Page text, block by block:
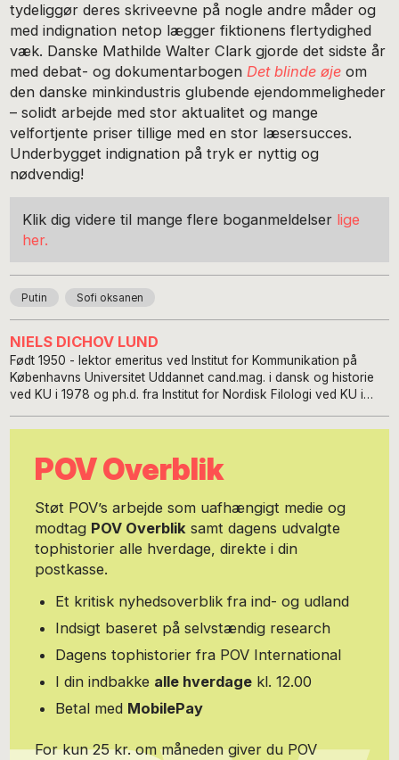
tydeliggør deres skriveevne på nogle andre måder og
med indignation netop lægger fiktionens flertydighed
væk. Danske Mathilde Walter Clark gjorde det sidste år
med debat- og dokumentarbogenDet blinde øje om
den danske minkindustris glubende ejendommeligheder
– solidt arbejde med stor aktualitet og mange
velfortjente priser tillige med en stor læsersucces.
Underbygget indignation på tryk er nyttig og
nødvendig!
Klik dig videre til mange flere boganmeldelser lige
her.
Putin Sofi oksanen
NIELS DICHOV LUND
Født 1950 - lektor emeritus ved Institut for Kommunikation på
Københavns Universitet Uddannet cand.mag. i dansk og historie
ved KU i 1978 og ph.d. fra Institut for Nordisk Filologi ved KU i
fra 2013-2019 ved Københavns Universitet i litteratur- og
litteraturformidling og folkeoplysning, barndomsskildringer i
litteraturen og digital formidling af kulturarv. Dertil redaktion af tss-
litteratursociologi, kulturarv, kulturpolitik, biblioteksforhold etc. i
mange tidsskrifter, foruden overbliksanmeldelser af skønlitteratur.
P.t. fagansvarlig for nogle litteraturfaglige felter ved Den Store
Danske.
POV Overblik
Støt POV’s arbejde som uafhængigt medie og
modtag POV Overblik samt dagens udvalgte
tophistorier alle hverdage, direkte i din
postkasse.
Et kritisk nyhedsoverblik fra ind- og udland
Indsigt baseret på selvstændig research
Dagens tophistorier fra POV International
I din indbakke alle hverdage kl. 12.00
Betal med MobilePay
For kun 25 kr. om måneden giver du POV